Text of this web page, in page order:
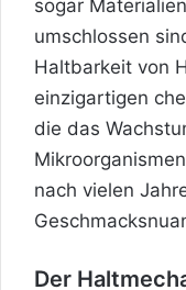
sogar
umschlossen
Haltbarkeit von
einzigartigen
die das
nach vielen
Der